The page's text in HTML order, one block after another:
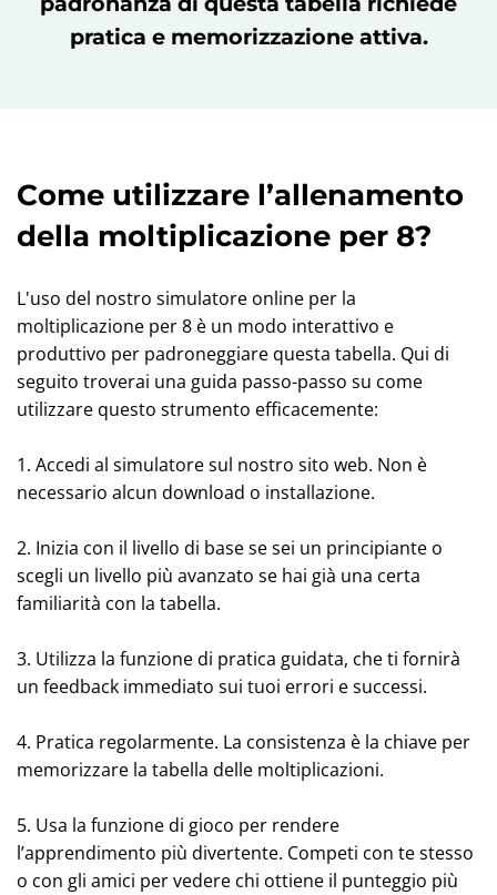
pratica e memorizzazione attiva.
Come utilizzare l’allenamento
della moltiplicazione per 8?
L'uso del nostro simulatore online per la
moltiplicazione per 8 è un modo interattivo e
produttivo per padroneggiare questa tabella. Qui di
seguito troverai una guida passo-passo su come
utilizzare questo strumento efficacemente:
1. Accedi al simulatore sul nostro sito web. Non è
necessario alcun download o installazione.
2. Inizia con il livello di base se sei un principiante o
scegli un livello più avanzato se hai già una certa
familiarità con la tabella.
3. Utilizza la funzione di pratica guidata, che ti fornirà
un feedback immediato sui tuoi errori e successi.
4. Pratica regolarmente. La consistenza è la chiave per
memorizzare la tabella delle moltiplicazioni.
5. Usa la funzione di gioco per rendere
l’apprendimento più divertente. Competi con te stesso
o con gli amici per vedere chi ottiene il punteggio più